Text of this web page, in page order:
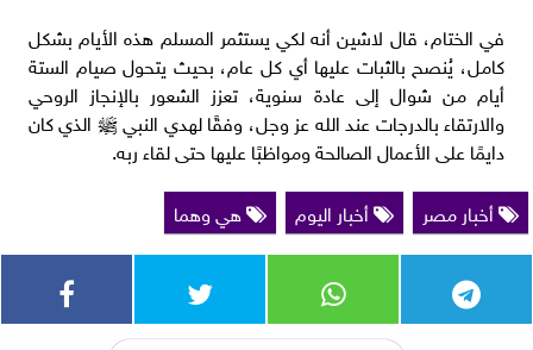
في الختام، قال لاشين أنه لكي يستثمر المسلم هذه الأيام بشكل
كامل، يُنصح بالثبات عليها أي كل عام، بحيث يتحول صيام الستة
أيام من شوال إلى عادة سنوية، تعزز الشعور بالإنجاز الروحي
والارتقاء بالدرجات عند الله عز وجل، وفقًا لهدي النبي ﷺ الذي كان
دايمًا على الأعمال الصالحة ومواظبًا عليها حتى لقاء ربه.
أخبار مصر
أخبار اليوم هي وهما